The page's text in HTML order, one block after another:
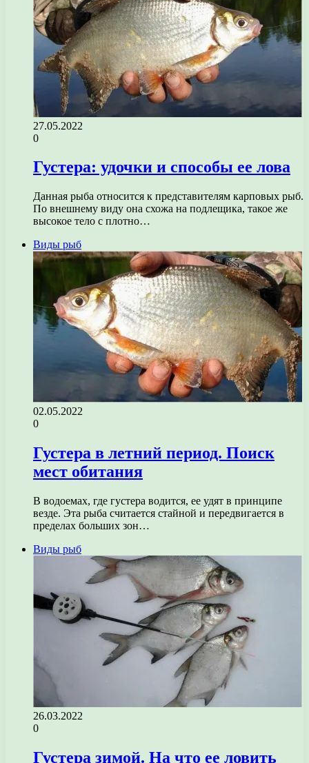
27.05.2022
0
Густера: удочки и способы ее лова
Данная рыба относится к представителям карповых рыб.
По внешнему виду она схожа на подлещика, такое же
высокое тело с плотно…
Виды рыб
02.05.2022
0
Густера в летний период. Поиск
мест обитания
В водоемах, где густера водится, ее удят в принципе
везде. Эта рыба считается стайной и передвигается в
пределах больших зон…
Виды рыб
26.03.2022
0
Густера зимой. На что ее ловить